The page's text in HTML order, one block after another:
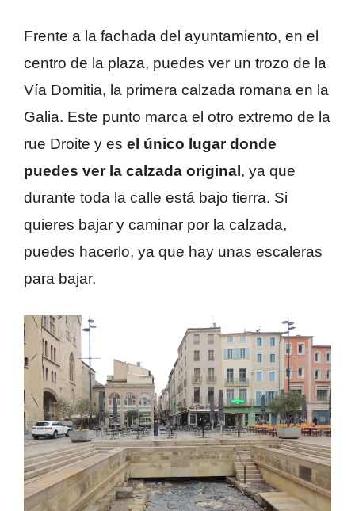
Frente a la fachada del ayuntamiento, en el
centro de la plaza, puedes ver un trozo de la
Vía Domitia, la primera calzada romana en la
Galia. Este punto marca el otro extremo de la
rue Droite y es el único lugar donde
puedes ver la calzada original , ya que
durante toda la calle está bajo tierra. Si
quieres bajar y caminar por la calzada,
puedes hacerlo, ya que hay unas escaleras
para bajar.